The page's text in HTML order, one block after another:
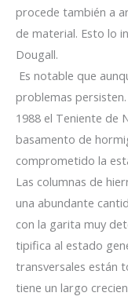
procede también a
de material. Esto lo
Dougall.
Es notable que
problemas
1988 el Teniente de
basamento de
comprometido la
Las columnas de
una abundante
con la garita muy
tipifica al estado
transversales están
tiene un largo